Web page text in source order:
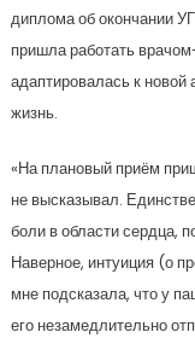
диплома об окончании
пришла работать
адаптировалась к
жизнь.
«На плановый приём
не высказывал.
боли в области сердца,
Наверное, интуиция (о
мне подсказала, что у
его незамедлительно